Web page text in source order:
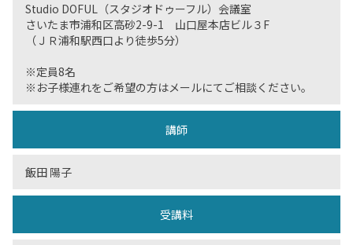
Studio DOFUL（スタジオドゥーフル）会議室
さいたま市浦和区高砂2-9-1 山口屋本店ビル３F
（ＪＲ浦和駅西口より徒歩5分）
※定員8名
※お子様連れをご希望の方はメールにてご相談ください。
講師
飯田 陽子
受講料